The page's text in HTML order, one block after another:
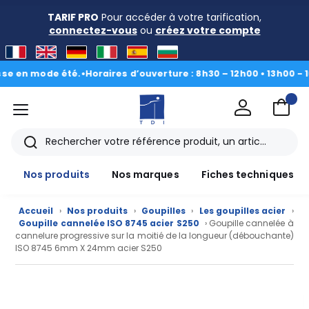
TARIF PRO Pour accéder à votre tarification,
connectez-vousou créez votre compte
mode été.•Horaires d’ouverture : 8h30 – 12h00 • 13h00 - 16h30 |
menu
Rechercher
Nos produits
Nos marques Fiches techniques
Accueil › Nos produits › Goupilles › Les goupilles acier
›
Goupille cannelée ISO 8745 acier S250 › Goupille cannelée à
cannelure progressive sur la moitié de la longueur (débouchante)
ISO 8745 6mm X 24mm acier S250